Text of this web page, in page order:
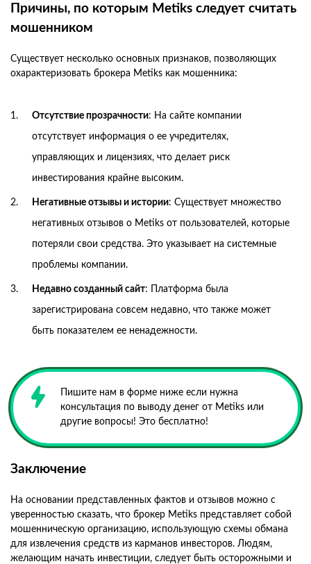
Причины, по которым Metiks следует считать
мошенником
Существует несколько основных признаков, позволяющих
охарактеризовать брокера Metiks как мошенника:
Отсутствие прозрачности: На сайте компании
отсутствует информация о ее учредителях,
управляющих и лицензиях, что делает риск
инвестирования крайне высоким.
Негативные отзывы и истории: Существует множество
негативных отзывов о Metiks от пользователей, которые
потеряли свои средства. Это указывает на системные
проблемы компании.
Недавно созданный сайт: Платформа была
зарегистрирована совсем недавно, что также может
быть показателем ее ненадежности.
Пишите нам в форме ниже если нужна
консультация по выводу денег от Metiks или
другие вопросы! Это бесплатно!
Заключение
На основании представленных фактов и отзывов можно с
уверенностью сказать, что брокер Metiks представляет собой
мошенническую организацию, использующую схемы обмана
для извлечения средств из карманов инвесторов. Людям,
желающим начать инвестиции, следует быть осторожными и